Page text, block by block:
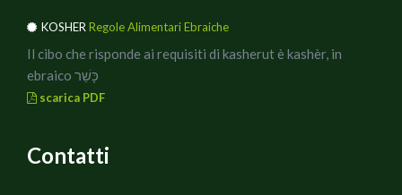
KOSHER Regole Alimentari Ebraiche
Il cibo che risponde ai requisiti di kasherut è kashèr, in
ebraico כָּשֵׁר
scarica PDF
Contatti